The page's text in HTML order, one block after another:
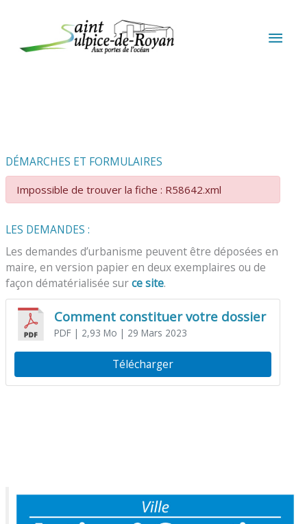
DÉMARCHES ET FORMULAIRES
Impossible de trouver la fiche : R58642.xml
LES DEMANDES :
Les demandes d’urbanisme peuvent être déposées en
maire, en version papier en deux exemplaires ou de
façon dématérialisée surce site.
Comment constituer votre dossier
PDF| 2,93 Mo | 29 Mars 2023
Télécharger